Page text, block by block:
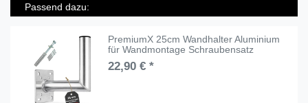
Passend dazu:
PremiumX 25cm Wandhalter Aluminium
für Wandmontage Schraubensatz
22,90 € *